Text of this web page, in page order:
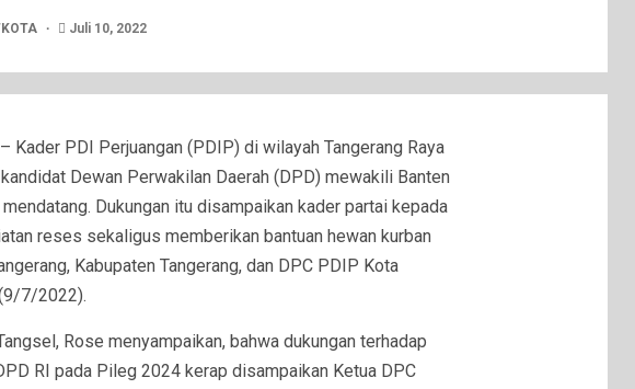
Juli 10, 2022
– Kader PDI Perjuangan (PDIP) di wilayah Tangerang Raya
Dewan Perwakilan Daerah (DPD) mewakili Banten
Dukungan itu disampaikan kader partai kepada
reses sekaligus memberikan bantuan hewan kurban
Kabupaten Tangerang, dan DPC PDIP Kota
7/2022).
Rose menyampaikan, bahwa dukungan terhadap
RI pada Pileg 2024 kerap disampaikan Ketua DPC